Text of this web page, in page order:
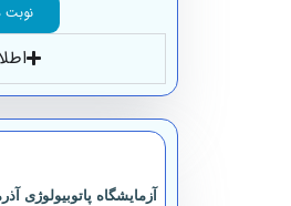
نوبت
آزمایشگاه پاتوبیولوژی